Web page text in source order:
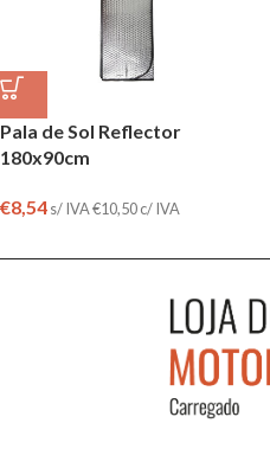
Pala de Sol Reflector
180x90cm
€8,54s/ IVA€10,50c/ IVA